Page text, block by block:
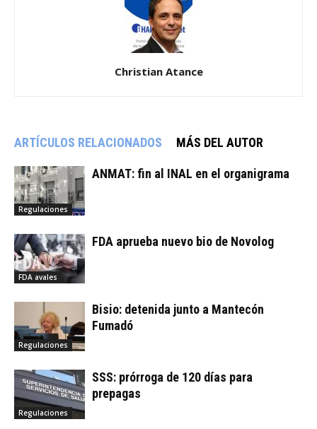
Christian Atance
ARTÍCULOS RELACIONADOS MÁS DEL AUTOR
Regulaciones
ANMAT: fin al INAL en el organigrama
FDA avales
FDA aprueba nuevo bio de Novolog
Regulaciones
Bisio: detenida junto a Mantecón
Fumadó
Regulaciones
SSS: prórroga de 120 días para
prepagas